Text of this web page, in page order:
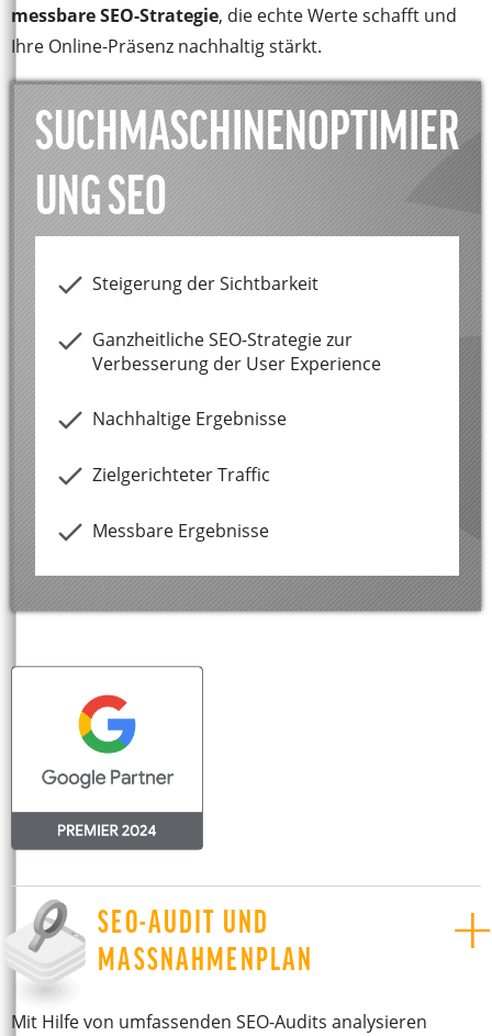
messbare SEO-Strategie, die echte Werte schafft und
Ihre Online-Präsenz nachhaltig stärkt.
SUCHMASCHINENOPTIMIER
UNG SEO
Steigerung der Sichtbarkeit
Ganzheitliche SEO-Strategie zur
Verbesserung der User Experience
Nachhaltige Ergebnisse
Zielgerichteter Traffic
Messbare Ergebnisse
SEO-AUDIT UND
MASSNAHMENPLAN
Mit Hilfe von umfassenden SEO-Audits analysieren